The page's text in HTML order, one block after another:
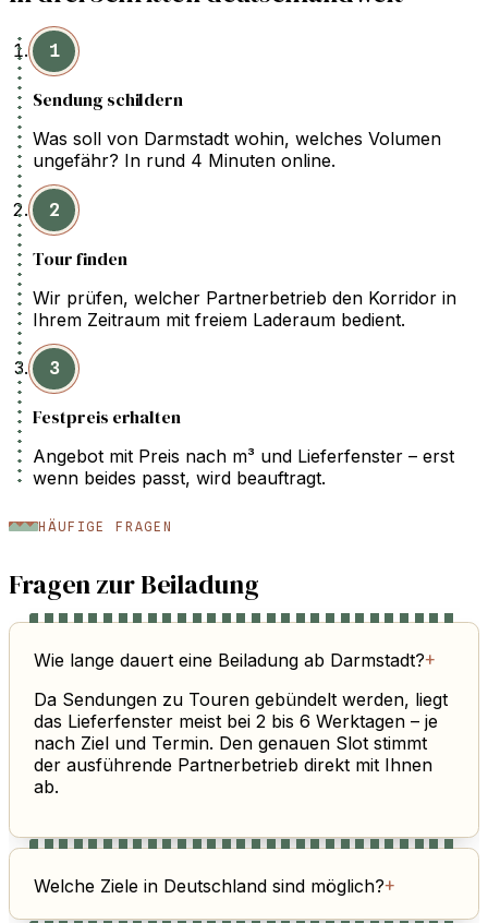
1
Sendung schildern
Was soll von Darmstadt wohin, welches Volumen
ungefähr? In rund 4 Minuten online.
2
Tour finden
Wir prüfen, welcher Partnerbetrieb den Korridor in
Ihrem Zeitraum mit freiem Laderaum bedient.
3
Festpreis erhalten
Angebot mit Preis nach m³ und Lieferfenster – erst
wenn beides passt, wird beauftragt.
HÄUFIGE FRAGEN
Fragen zur Beiladung
Wie lange dauert eine Beiladung ab Darmstadt?+
Da Sendungen zu Touren gebündelt werden, liegt
das Lieferfenster meist bei 2 bis 6 Werktagen – je
nach Ziel und Termin. Den genauen Slot stimmt
der ausführende Partnerbetrieb direkt mit Ihnen
ab.
Welche Ziele in Deutschland sind möglich?+